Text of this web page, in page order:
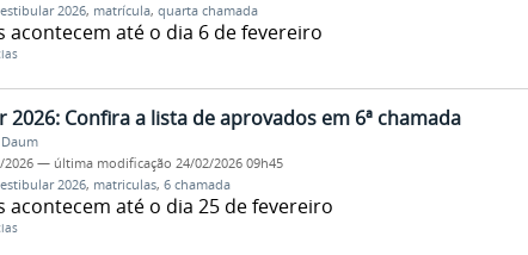
2026, matrícula, quarta chamada
acontecem até o dia 6 de fevereiro
2026: Confira a lista de aprovados em 6ª chamada
2026 — última modificação 24/02/2026 09h45
2026, matriculas, 6 chamada
acontecem até o dia 25 de fevereiro